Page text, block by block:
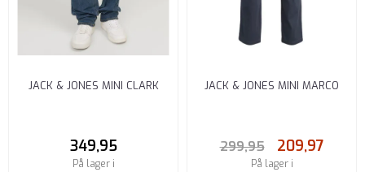
JACK & JONES MINI CLARK
349,95
På lager i
JACK & JONES MINI MARCO
299,95 209,97
På lager i